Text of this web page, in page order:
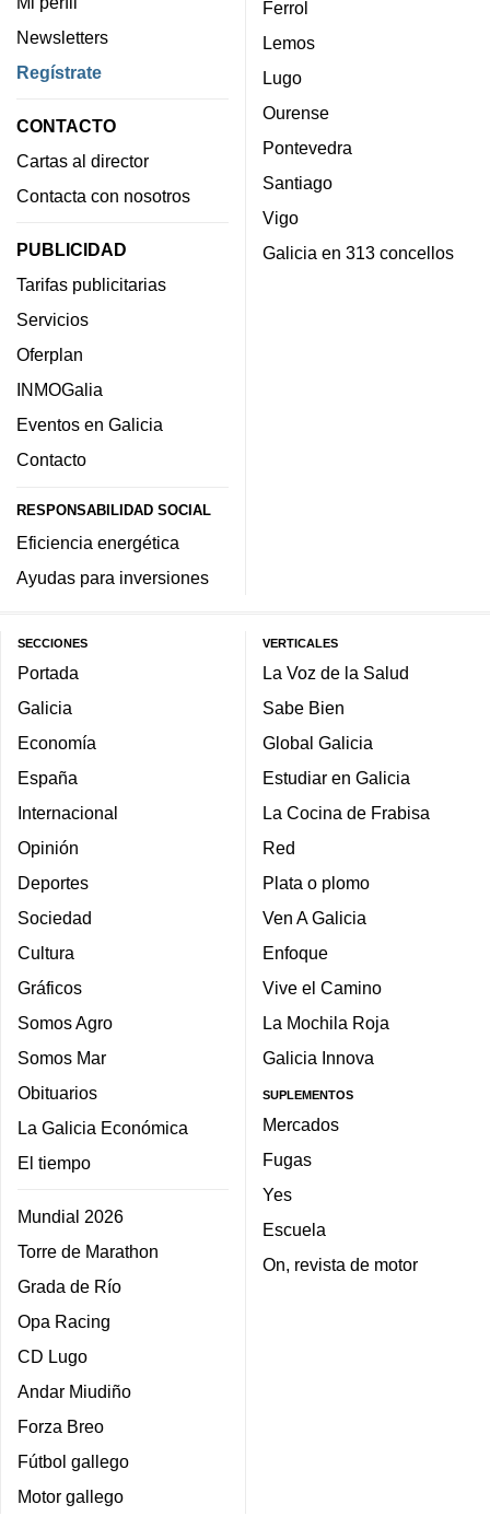
Newsletters
Regístrate
CONTACTO
Cartas al director
Contacta con nosotros
PUBLICIDAD
Tarifas publicitarias
Servicios
Oferplan
INMOGalia
Eventos en Galicia
Contacto
RESPONSABILIDAD SOCIAL
Eficiencia energética
Ayudas para inversiones
Ferrol
Lemos
Lugo
Ourense
Pontevedra
Santiago
Vigo
Galicia en 313 concellos
SECCIONES
Portada
Galicia
Economía
España
Internacional
Opinión
Deportes
Sociedad
Cultura
Gráficos
Somos Agro
Somos Mar
Obituarios
La Galicia Económica
El tiempo
Mundial 2026
Torre de Marathon
Grada de Río
Opa Racing
CD Lugo
Andar Miudiño
Forza Breo
Fútbol gallego
Motor gallego
VERTICALES
La Voz de la Salud
Sabe Bien
Global Galicia
Estudiar en Galicia
La Cocina de Frabisa
Red
Plata o plomo
Ven A Galicia
Enfoque
Vive el Camino
La Mochila Roja
Galicia Innova
SUPLEMENTOS
Mercados
Fugas
Yes
Escuela
On, revista de motor